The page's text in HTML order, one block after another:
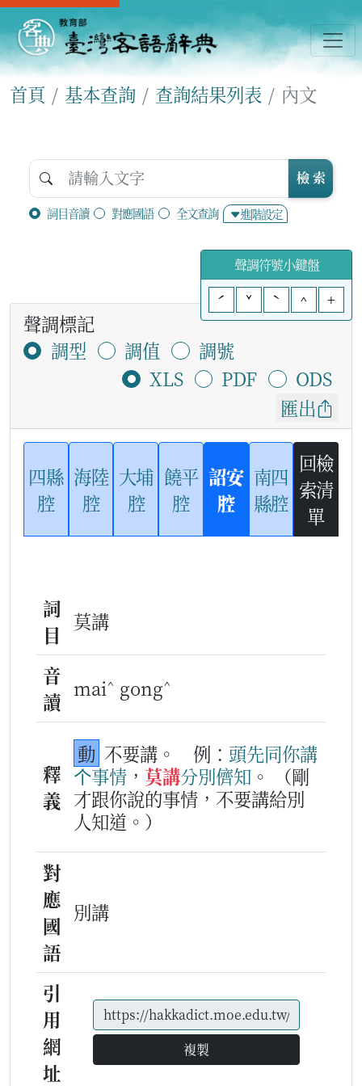
首頁 基本查詢 查詢結果列表 內文
詞目音讀 對應國語 全文查詢 進階設定
檢 索
聲調符號小鍵盤
ˊ
ˇ ˋ ^ +
聲調標記
調型
調值
調號
XLS
PDF
ODS
匯出
四縣
腔
海陸
腔
大埔
腔
饒平
腔
詔安
腔
南四
縣腔
回檢
索清
單
詞
目
莫講
音
讀
mai^ gong^
釋
義
動 不要講。 例： 頭先同你講
个事情 ， 莫講分別儕知 。
（剛
才跟你說的事情，不要講給別
人知道。）
對
應
國
語
別講
引
用
網
址
複製